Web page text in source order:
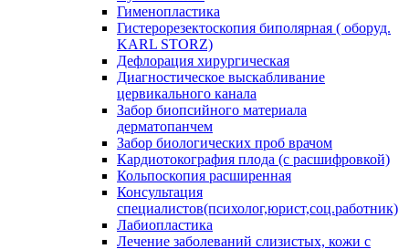
Гименопластика
Гистерорезектоскопия биполярная ( оборуд.
KARL STORZ)
Дефлорация хирургическая
Диагностическое выскабливание
цервикального канала
Забор биопсийного материала
дерматопанчем
Забор биологических проб врачом
Кардиотокография плода (с расшифровкой)
Кольпоскопия расширенная
Консультация
специалистов(психолог,юрист,соц.работник)
Лабиопластика
Лечение заболеваний слизистых, кожи с